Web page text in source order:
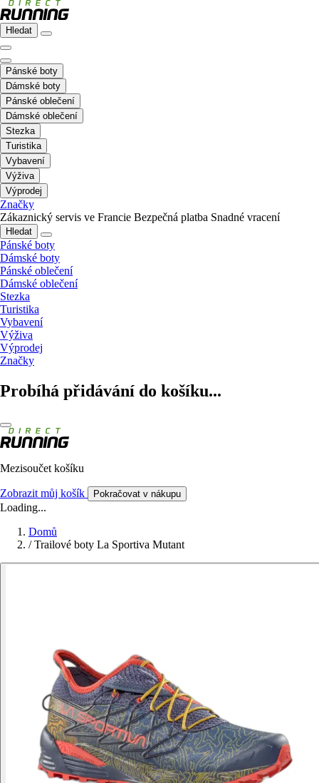
Hledat
Pánské boty
Dámské boty
Pánské oblečení
Dámské oblečení
Stezka
Turistika
Vybavení
Výživa
Výprodej
Značky
Zákaznický servis ve Francie Bezpečná platba Snadné vracení
Hledat
Pánské boty
Dámské boty
Pánské oblečení
Dámské oblečení
Stezka
Turistika
Vybavení
Výživa
Výprodej
Značky
Probíhá přidávání do košíku...
Mezisoučet košíku
Zobrazit můj košík Pokračovat v nákupu
Loading...
Domů
/ Trailové boty La Sportiva Mutant